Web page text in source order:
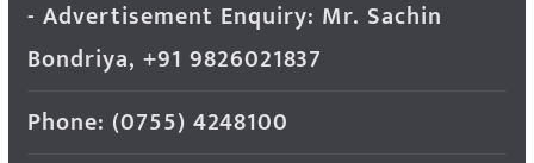
- Advertisement Enquiry: Mr. Sachin
Bondriya, +91 9826021837
Phone: (0755) 4248100